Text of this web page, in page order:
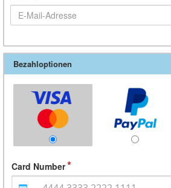
Bezahloptionen
Card Number